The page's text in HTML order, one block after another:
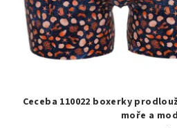
Ceceba 110022 boxerky prodloužené 2balení
moře a